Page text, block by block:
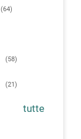
(64)
(58)
(21)
tutte